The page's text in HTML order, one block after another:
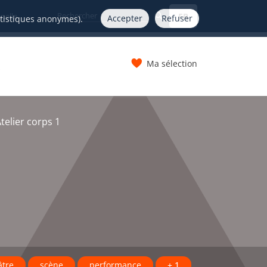
anonymes). Accepter Refuser
FR
Ma sélection
corps 1